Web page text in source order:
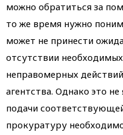
можно обратиться за
то же время нужно
может не принести
отсутствии
неправомерных
агентства. Однако это
подачи
прокуратуру